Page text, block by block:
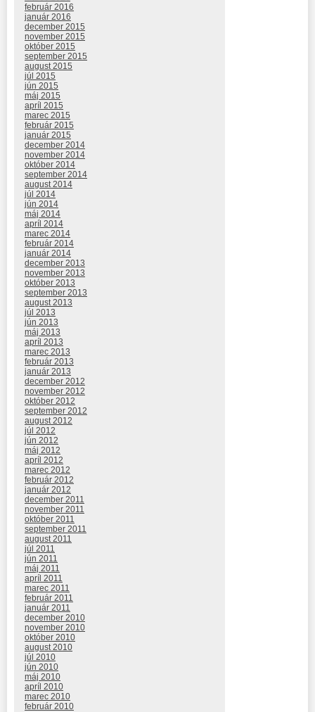
február 2016
január 2016
december 2015
november 2015
október 2015
september 2015
august 2015
júl 2015
jún 2015
máj 2015
apríl 2015
marec 2015
február 2015
január 2015
december 2014
november 2014
október 2014
september 2014
august 2014
júl 2014
jún 2014
máj 2014
apríl 2014
marec 2014
február 2014
január 2014
december 2013
november 2013
október 2013
september 2013
august 2013
júl 2013
jún 2013
máj 2013
apríl 2013
marec 2013
február 2013
január 2013
december 2012
november 2012
október 2012
september 2012
august 2012
júl 2012
jún 2012
máj 2012
apríl 2012
marec 2012
február 2012
január 2012
december 2011
november 2011
október 2011
september 2011
august 2011
júl 2011
jún 2011
máj 2011
apríl 2011
marec 2011
február 2011
január 2011
december 2010
november 2010
október 2010
august 2010
júl 2010
jún 2010
máj 2010
apríl 2010
marec 2010
február 2010